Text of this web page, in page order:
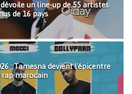
un line-up de 55 artistes
de 16 pays
: Tamesna devient l'épicentre
rap marocain